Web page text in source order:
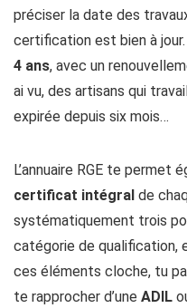
préciser la date des
certification est bien à jour.
4 ans, avec un
ai vu, des artisans qui
expirée depuis six mois…
L’annuaire RGE te permet
certificat intégral de
systématiquement trois
catégorie de qualification,
ces éléments cloche, tu
te rapprocher d’une ADIL